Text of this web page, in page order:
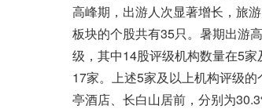
高峰期，出游人次显著增长，旅
板块的个股共有35只。暑期出游
级，其中14股评级机构数量在5家
17家。上述5家及以上机构评级
亭酒店、长白山居前，分别为